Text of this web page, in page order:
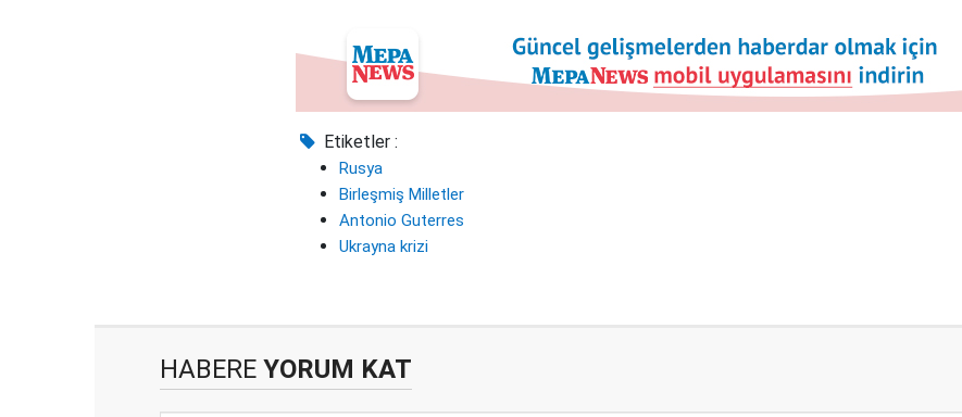
Etiketler :
Rusya
Birleşmiş Milletler
Antonio Guterres
Ukrayna krizi
HABERE YORUM KAT